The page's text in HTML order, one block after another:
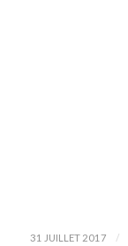
31 JUILLET 2017 /